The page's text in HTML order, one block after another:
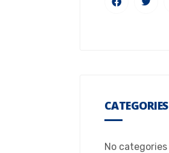
CATEGORIES
No categories